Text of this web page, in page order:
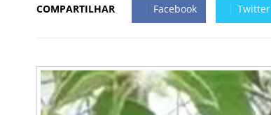
COMPARTILHAR Facebook Twitter